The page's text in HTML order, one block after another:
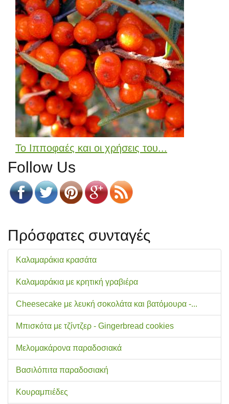
Το Ιπποφαές και οι χρήσεις του...
Follow Us
Πρόσφατες συνταγές
Καλαμαράκια κρασάτα
Καλαμαράκια με κρητική γραβιέρα
Cheesecake με λευκή σοκολάτα και βατόμουρα -...
Μπισκότα με τζίντζερ - Gingerbread cookies
Μελομακάρονα παραδοσιακά
Βασιλόπιτα παραδοσιακή
Κουραμπιέδες